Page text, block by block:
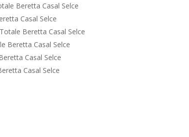
Beretta Casal Selce
Casal Selce
Beretta Casal Selce
Beretta Casal Selce
Casal Selce
Casal Selce